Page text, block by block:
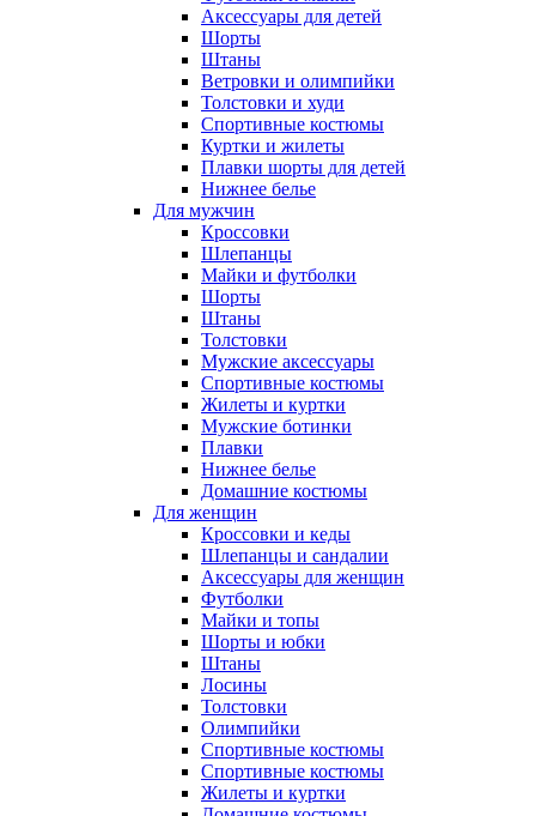
Аксессуары для детей
Шорты
Штаны
Ветровки и олимпийки
Толстовки и худи
Спортивные костюмы
Куртки и жилеты
Плавки шорты для детей
Нижнее белье
Для мужчин
Кроссовки
Шлепанцы
Майки и футболки
Шорты
Штаны
Толстовки
Мужские аксессуары
Спортивные костюмы
Жилеты и куртки
Мужские ботинки
Плавки
Нижнее белье
Домашние костюмы
Для женщин
Кроссовки и кеды
Шлепанцы и сандалии
Аксессуары для женщин
Футболки
Майки и топы
Шорты и юбки
Штаны
Лосины
Толстовки
Олимпийки
Спортивные костюмы
Спортивные костюмы
Жилеты и куртки